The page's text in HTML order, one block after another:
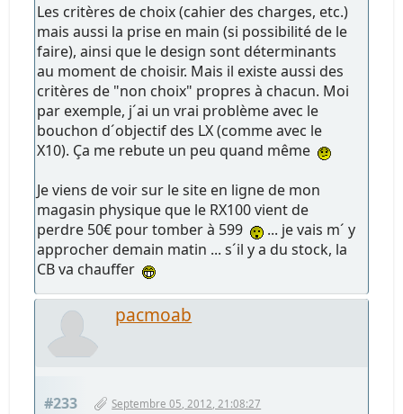
Les critères de choix (cahier des charges, etc.)
mais aussi la prise en main (si possibilité de le
faire), ainsi que le design sont déterminants
au moment de choisir. Mais il existe aussi des
critères de "non choix" propres à chacun. Moi
par exemple, j´ai un vrai problème avec le
bouchon d´objectif des LX (comme avec le
X10). Ça me rebute un peu quand même
Je viens de voir sur le site en ligne de mon
magasin physique que le RX100 vient de
perdre 50€ pour tomber à 599
... je vais m´ y
approcher demain matin ... s´il y a du stock, la
CB va chauffer
pacmoab
#233 Septembre 05, 2012, 21:08:27